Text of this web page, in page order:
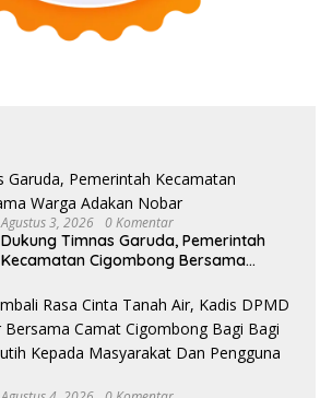
Agustus 3, 2026 0 Komentar
Dukung Timnas Garuda, Pemerintah
Kecamatan Cigombong Bersama